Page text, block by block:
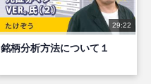
29:22
銘柄分析方法について１